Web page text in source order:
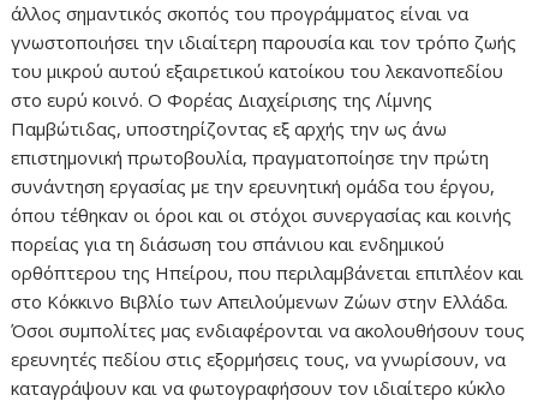
άλλος σημαντικός σκοπός του προγράμματος είναι να
γνωστοποιήσει την ιδιαίτερη παρουσία και τον τρόπο ζωής
του μικρού αυτού εξαιρετικού κατοίκου του λεκανοπεδίου
στο ευρύ κοινό. Ο Φορέας Διαχείρισης της Λίμνης
Παμβώτιδας, υποστηρίζοντας εξ αρχής την ως άνω
επιστημονική πρωτοβουλία, πραγματοποίησε την πρώτη
συνάντηση εργασίας με την ερευνητική ομάδα του έργου,
όπου τέθηκαν οι όροι και οι στόχοι συνεργασίας και κοινής
πορείας για τη διάσωση του σπάνιου και ενδημικού
ορθόπτερου της Ηπείρου, που περιλαμβάνεται επιπλέον και
στο Κόκκινο Βιβλίο των Απειλούμενων Ζώων στην Ελλάδα.
Όσοι συμπολίτες μας ενδιαφέρονται να ακολουθήσουν τους
ερευνητές πεδίου στις εξορμήσεις τους, να γνωρίσουν, να
καταγράψουν και να φωτογραφήσουν τον ιδιαίτερο κύκλο